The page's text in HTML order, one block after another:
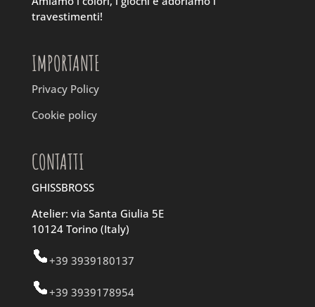
travestimenti!
IMPORTANTE
Privacy Policy
Cookie policy
CONTATTI
GHISSBROSS
Atelier: via Santa Giulia 5E
10124 Torino (Italy)
+39 3939180137
+39 3939178954